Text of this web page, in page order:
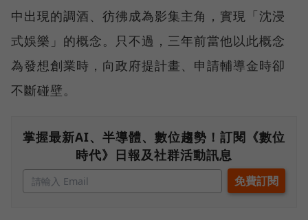
中出現的調酒、彷彿成為影集主角，實現「沈浸
式娛樂」的概念。只不過，三年前當他以此概念
為發想創業時，向政府提計畫、申請輔導金時卻
不斷碰壁。
掌握最新AI、半導體、數位趨勢！訂閱《數位
時代》日報及社群活動訊息